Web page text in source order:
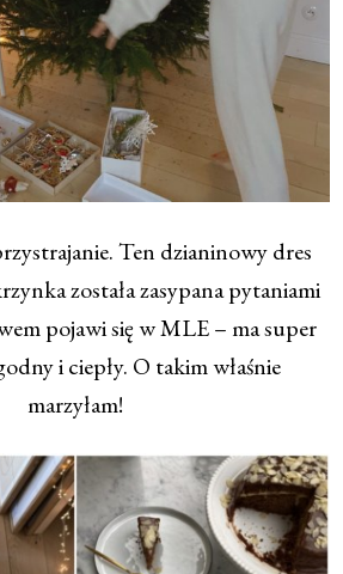
Ten dzianinowy dres
została zasypana pytaniami
pojawi się w MLE – ma super
i ciepły. O takim właśnie
marzyłam!